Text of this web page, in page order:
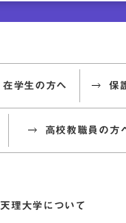
在学生の方へ 保
高校教職員の方
天理大学について